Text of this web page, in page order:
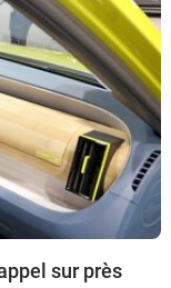
? Nous
ça se passait.
sur près